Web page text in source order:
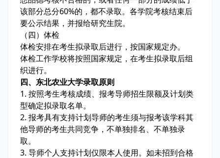
该部分总分60%的，都不录取。各学院考核结束后
要公示结果，并报给研究生院。
（四）体检
体检安排在考生拟录取后进行，按国家规定办。
体检工作学校将按照国家规定，在考生拟录取后组
织进行。
四、东北农业大学录取原则
1. 按照考生考核成绩、报考导师招生限额及计划类
型确定拟录取名单。
2. 报考具有支持计划导师的考生须与报考该学科其
他导师的考生共同竞争，不单独排名、不单独录
取。
3. 导师个人支持计划仅限本人使用。如未招到合格